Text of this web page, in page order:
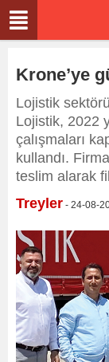
Krone’ye
Lojistik
Lojistik, 2022
çalışmaları
kullandı.
teslim alarak
Treyler - 24-08-